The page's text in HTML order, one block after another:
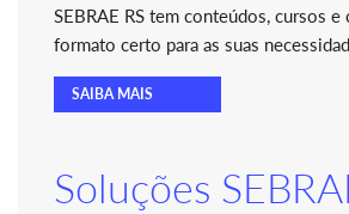
SEBRAE RS tem conteúdos, cursos
formato certo para as suas
SAIBA MAIS
Soluções